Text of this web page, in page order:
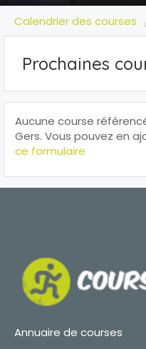
Calendrier des courses
Prochaines
Aucune course
Gers. Vous pouvez en
ce formulaire
Annuaire de courses